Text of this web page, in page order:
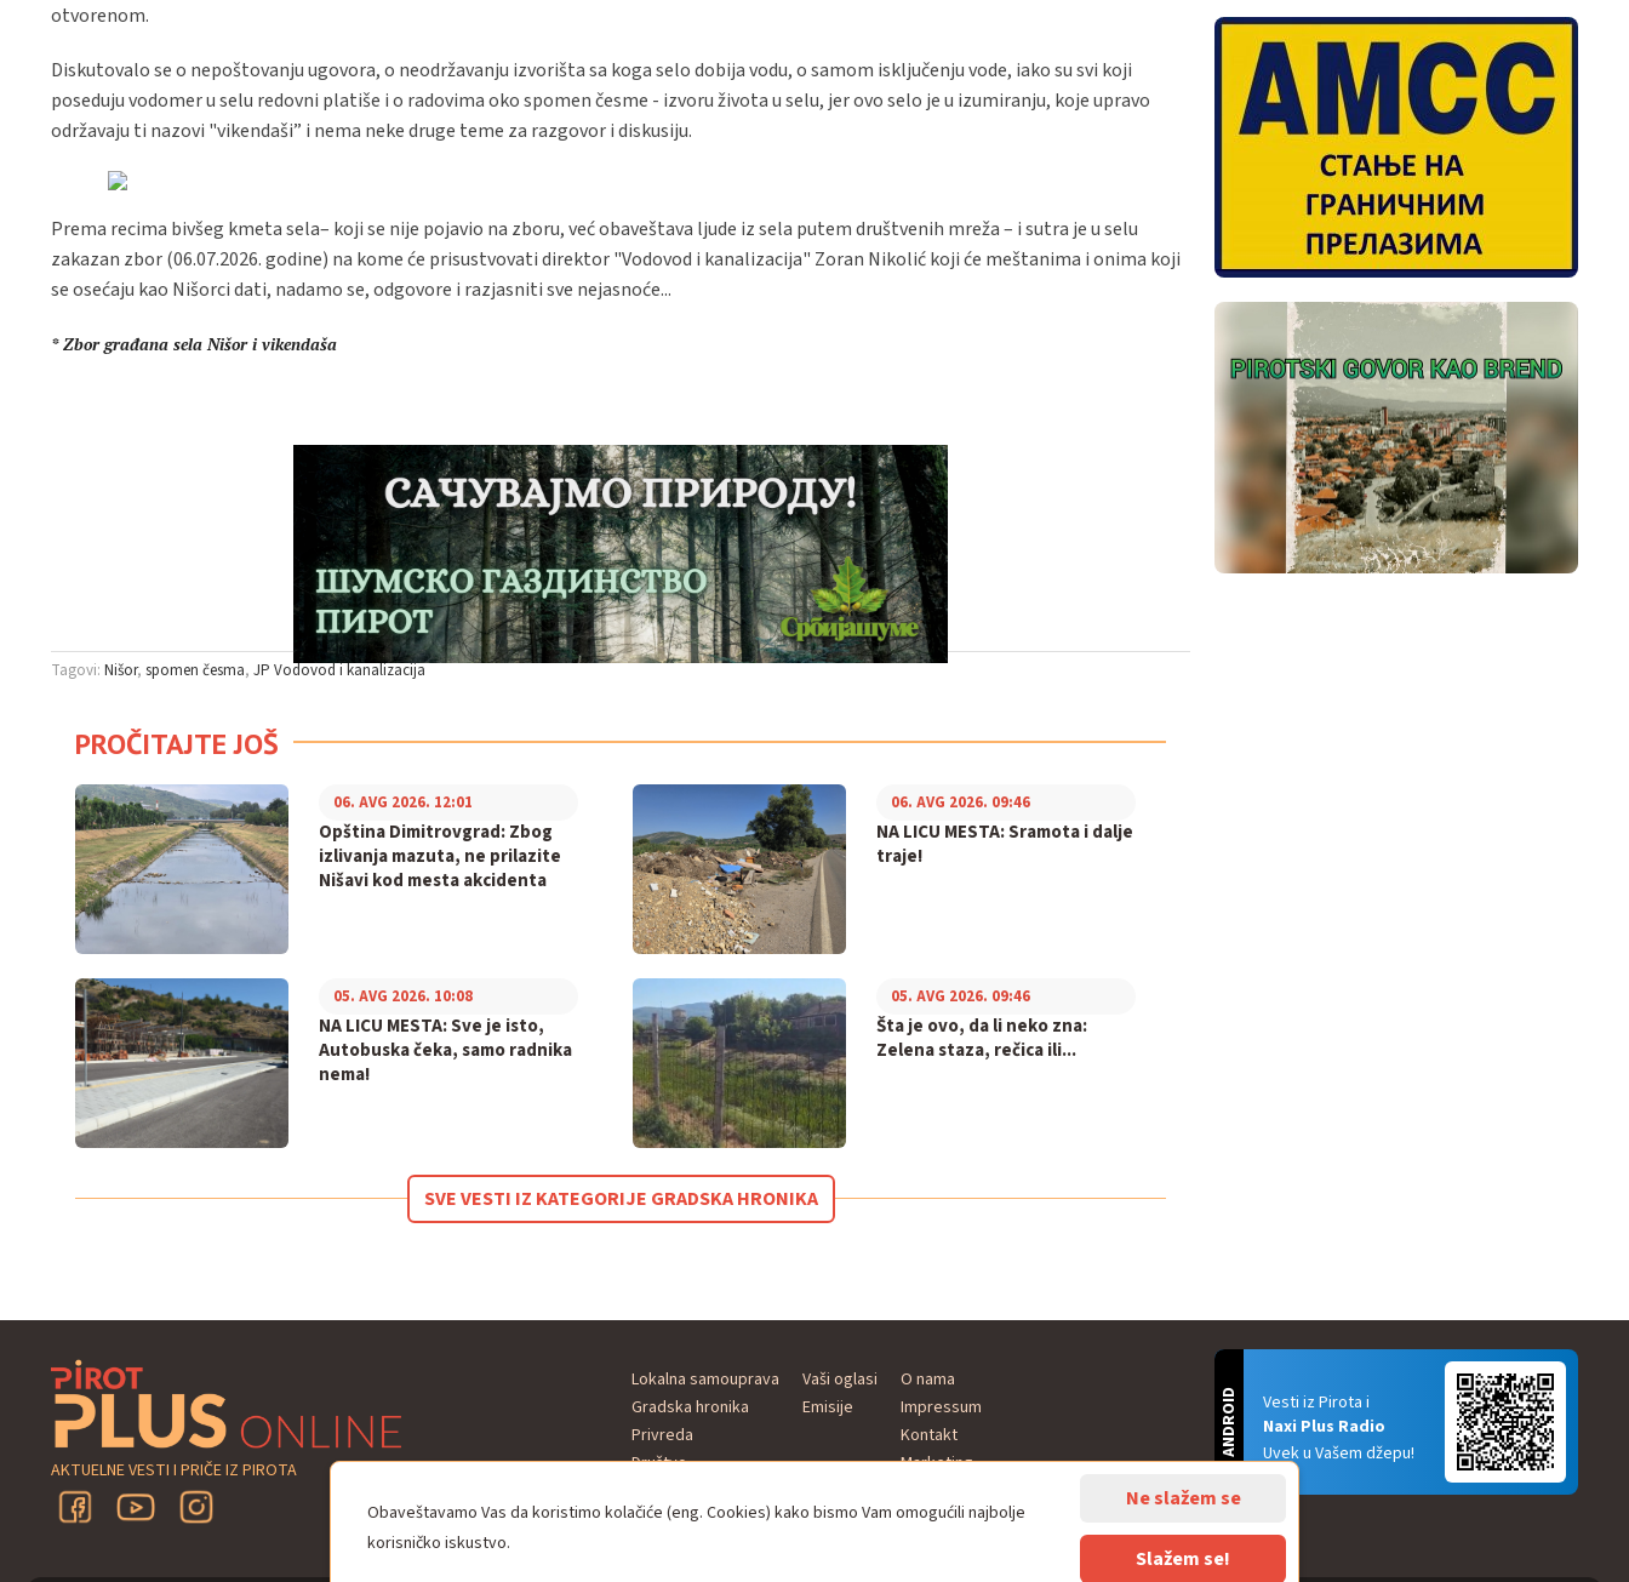
otvorenom.
Diskutovalo se o nepoštovanju ugovora, o neodržavanju izvorišta sa koga selo dobija vodu, o samom isključenju vode, iako su svi koji
poseduju vodomer u selu redovni platiše i o radovima oko spomen česme - izvoru života u selu, jer ovo selo je u izumiranju, koje upravo
održavaju ti nazovi "vikendaši” i nema neke druge teme za razgovor i diskusiju.
Prema recima bivšeg kmeta sela– koji se nije pojavio na zboru, već obaveštava ljude iz sela putem društvenih mreža – i sutra je u selu
zakazan zbor (06.07.2026. godine) na kome će prisustvovati direktor "Vodovod i kanalizacija" Zoran Nikolić koji će meštanima i onima koji
se osećaju kao Nišorci dati, nadamo se, odgovore i razjasniti sve nejasnoće...
* Zbor građana sela Nišor i vikendaša
Tagovi: Nišor spomen česma JP Vodovod i kanalizacija
PROČITAJTE JOŠ
Opština Dimitrovgrad: Zbog
izlivanja mazuta, ne prilazite
Nišavi kod mesta akcidenta
06. AVG 2026. 12:01
NA LICU MESTA: Sramota i dalje
traje!
06. AVG 2026. 09:46
NA LICU MESTA: Sve je isto,
Autobuska čeka, samo radnika
nema!
05. AVG 2026. 10:08
Šta je ovo, da li neko zna:
Zelena staza, rečica ili...
05. AVG 2026. 09:46
SVE VESTI IZ KATEGORIJE GRADSKA HRONIKA
AKTUELNE VESTI I PRIČE IZ PIROTA
Lokalna samouprava
Gradska hronika
Privreda
Društvo
Sport
Vaši oglasi
Emisije
O nama
Impressum
Kontakt
Marketing
Vesti iz Pirota i
Naxi Plus Radio
Uvek u Vašem džepu!
ANDROID
Obaveštavamo Vas da koristimo kolačiće (eng. Cookies) kako bismo Vam omogućili najbolje
korisničko iskustvo.
Ne slažem se
Slažem se!